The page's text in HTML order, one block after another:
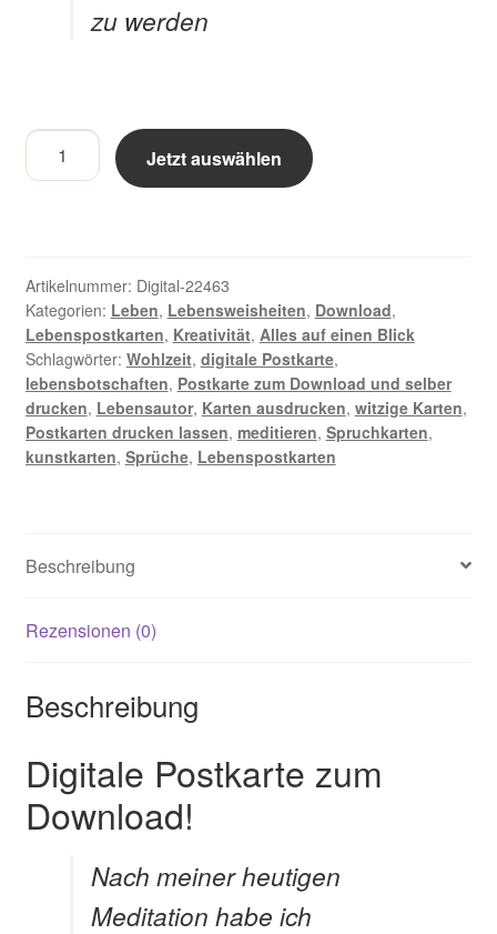
zu werden
Nach
meiner
ich
beschlossen,
Zen-
Meister
zu
werden
-
Jetzt auswählen
Artikelnummer: Digital-22463
Kategorien: Leben, Lebensweisheiten, Download,
Lebenspostkarten, Kreativität, Alles auf einen Blick
Schlagwörter: Wohlzeit, digitale Postkarte,
lebensbotschaften, Postkarte zum Download und selber
drucken, Lebensautor, Karten ausdrucken, witzige Karten,
Postkarten drucken lassen, meditieren, Spruchkarten,
kunstkarten, Sprüche, Lebenspostkarten
Beschreibung
Rezensionen (0)
Beschreibung
Digitale Postkarte zum
Download!
Nach meiner heutigen
Meditation habe ich